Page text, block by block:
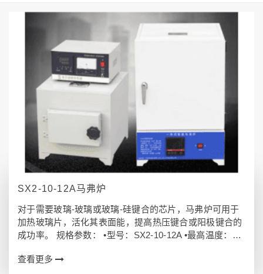
SX2-10-12A马弗炉
对于需要玻璃-玻璃或玻璃-硅键合的芯片，马弗炉可用于
加热玻璃片，活化其表面能，提高热压键合或阳极键合的
成功率。 规格参数： •型号：SX2-10-12A •最高温度：12
式…
查看更多